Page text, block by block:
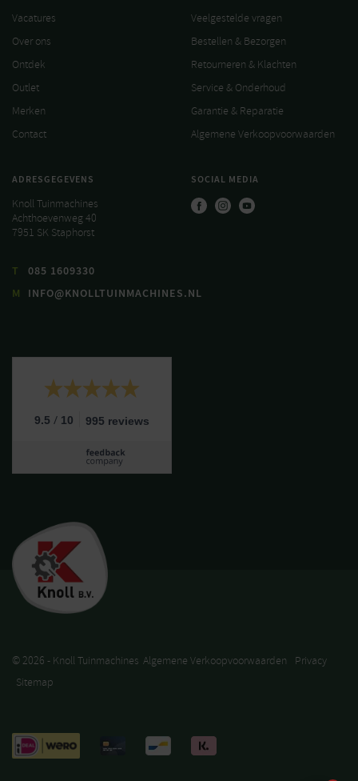
Vacatures
Over ons
Ontdek
Outlet
Merken
Contact
Veelgestelde vragen
Bestellen & Bezorgen
Retourneren & Klachten
Service & Onderhoud
Garantie & Reparatie
Algemene Verkoopvoorwaarden
ADRESGEGEVENS
Knoll Tuinmachines
Achthoevenweg 40
7951 SK Staphorst
T
085 1609330
M
INFO@KNOLLTUINMACHINES.NL
SOCIAL MEDIA
9.5 / 10 995 reviews
© 2026 - Knoll Tuinmachines Algemene Verkoopvoorwaarden
Privacy
Sitemap